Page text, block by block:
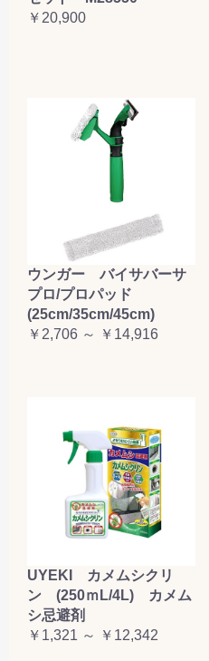
￥20,900
ウンガー バイサバーサ
プロ/プロパッド
(25cm/35cm/45cm)
￥2,706 ～ ￥14,916
UYEKI カメムシクリ
ン (250ｍL/4L) カメム
シ忌避剤
￥1,321 ～ ￥12,342